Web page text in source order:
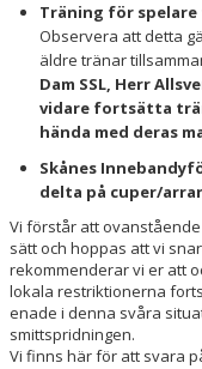
Träning för spelare
Observera att detta
äldre tränar
Dam SSL, Herr
vidare fortsätta
hända med deras
Skånes
delta på cuper/
Vi förstår att
sätt och hoppas att vi
rekommenderar vi er att
lokala restriktionerna
enade i denna svåra
smittspridningen.
Vi finns här för att svara